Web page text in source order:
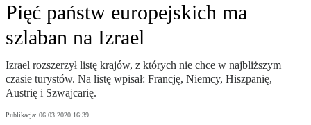
Pięć państw europejskich ma
szlaban na Izrael
Izrael rozszerzył listę krajów, z których nie chce w najbliższym
czasie turystów. Na listę wpisał: Francję, Niemcy, Hiszpanię,
Austrię i Szwajcarię.
Publikacja: 06.03.2020 16:39